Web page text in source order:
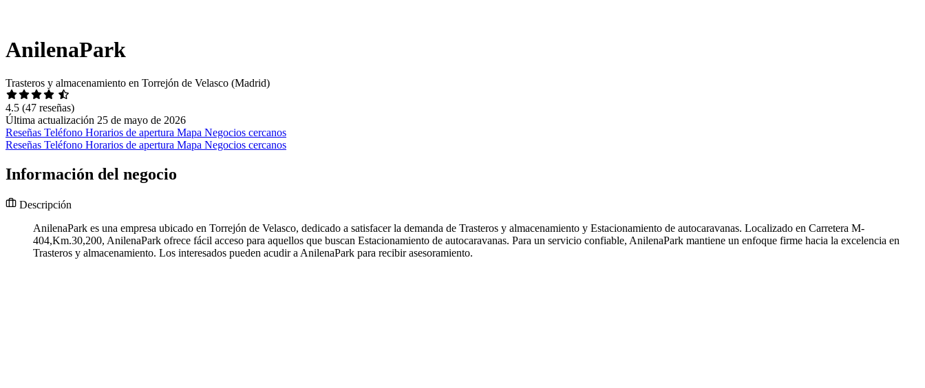
AnilenaPark
Trasteros y almacenamiento en Torrejón de Velasco (Madrid)
4.5 (47 reseñas)
Última actualización 25 de mayo de 2026
Reseñas Teléfono Horarios de apertura Mapa Negocios cercanos
Reseñas Teléfono Horarios de apertura Mapa Negocios cercanos
Información del negocio
Descripción
AnilenaPark es una empresa ubicado en Torrejón de Velasco, dedicado a satisfacer la demanda de Trasteros y almacenamiento y Estacionamiento de autocaravanas. Localizado en Carretera M-
404,Km.30,200, AnilenaPark ofrece fácil acceso para aquellos que buscan Estacionamiento de autocaravanas. Para un servicio confiable, AnilenaPark mantiene un enfoque firme hacia la excelencia en
Trasteros y almacenamiento. Los interesados pueden acudir a AnilenaPark para recibir asesoramiento.